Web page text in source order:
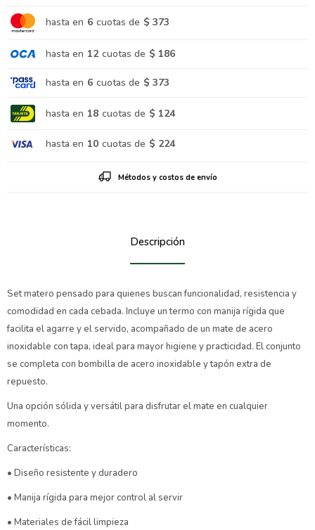
hasta en 6 cuotas de $ 373
hasta en 12 cuotas de $ 186
hasta en 6 cuotas de $ 373
hasta en 18 cuotas de $ 124
hasta en 10 cuotas de $ 224
Métodos y costos de envío
Descripción
Set matero pensado para quienes buscan funcionalidad, resistencia y
comodidad en cada cebada. Incluye un termo con manija rígida que
facilita el agarre y el servido, acompañado de un mate de acero
inoxidable con tapa, ideal para mayor higiene y practicidad. El conjunto
se completa con bombilla de acero inoxidable y tapón extra de
repuesto.
Una opción sólida y versátil para disfrutar el mate en cualquier
momento.
Características:
• Diseño resistente y duradero
• Manija rígida para mejor control al servir
• Materiales de fácil limpieza